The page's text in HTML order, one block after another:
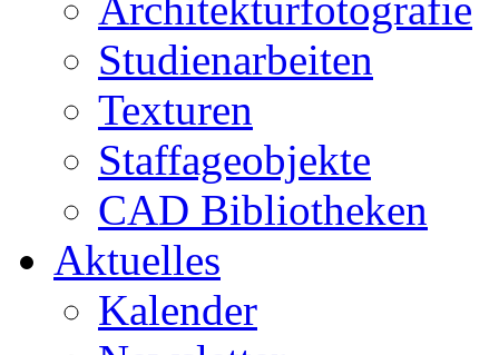
Studienarbeiten
Texturen
Staffageobjekte
CAD Bibliotheken
Aktuelles
Kalender